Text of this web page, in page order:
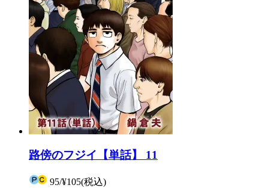
路傍のフジイ【単話】 11
95/¥105(税込)